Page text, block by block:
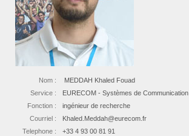
Nom :
MEDDAH Khaled Fouad
Service :
EURECOM - Systèmes de Communication
Fonction :
ingénieur de recherche
Courriel :
Khaled.Meddah@eurecom.fr
Telephone :
+33 4 93 00 81 91